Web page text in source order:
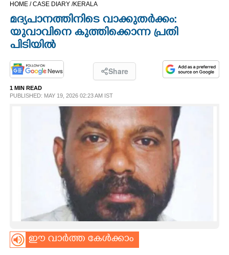
OPINION
PHOTOS
LIFESTYLE
ASTRO
CARTOONS
HOME /CASE DIARY /KERALA
മദ്യപാനത്തിനിടെ വാക്കുതർക്കം:
യുവാവിനെ കുത്തിക്കൊന്ന പ്രതി
പിടിയിൽ
Share
1 MIN READ
PUBLISHED: MAY 19, 2026 02:23 AM IST
ഈ വാർത്ത കേൾക്കാം